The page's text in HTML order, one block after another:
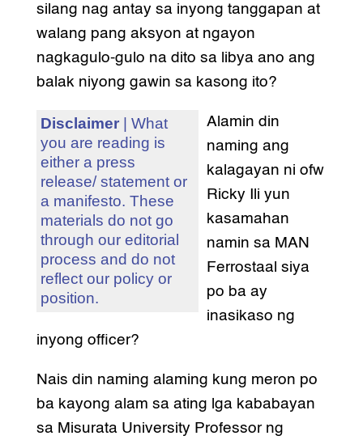
silang nag antay sa inyong tanggapan at
walang pang aksyon at ngayon
nagkagulo-gulo na dito sa libya ano ang
balak niyong gawin sa kasong ito?
Disclaimer| What
you are reading is
either a press
release/ statement or
a manifesto. These
materials do not go
through our editorial
process and do not
reflect our policy or
position.
Alamin din
naming ang
kalagayan ni ofw
Ricky Ili yun
kasamahan
namin sa MAN
Ferrostaal siya
po ba ay
inasikaso ng
inyong officer?
Nais din naming alaming kung meron po
ba kayong alam sa ating lga kababayan
sa Misurata University Professor ng